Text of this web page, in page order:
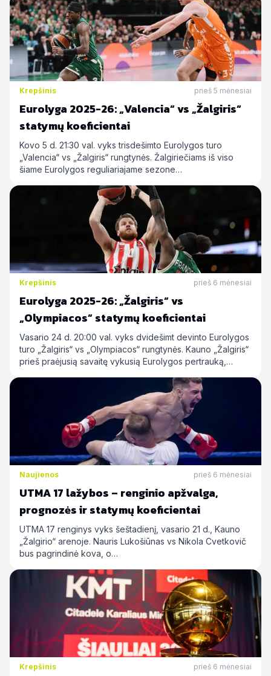
Krepšinis prieš 5 mėnesiai
Eurolyga 2025-26: „Valencia“ vs „Žalgiris“
statymų koeficientai
Kovo 5 d. 21:30 val. vyks trisdešimto Eurolygos turo
„Valencia“ vs „Žalgiris“ rungtynės. Žalgiriečiams iš viso
šiame Eurolygos reguliariajame sezone…
Krepšinis prieš 6 mėnesiai
Eurolyga 2025-26: „Žalgiris“ vs
„Olympiacos“ statymų koeficientai
Vasario 24 d. 20:00 val. vyks dvidešimt devinto Eurolygos
turo „Žalgiris“ vs „Olympiacos“ rungtynės. Kauno „Žalgiris“
prieš praėjusią savaitę vykusią Eurolygos pertrauką,…
Naujienos prieš 6 mėnesiai
UTMA 17 lažybos – renginio apžvalga,
prognozės ir statymų koeficientai
UTMA 17 renginys vyks šeštadienį, vasario 21 d., Kauno
„Žalgirio“ arenoje. Nauris Lukošiūnas vs Nikola Cvetkovič
bus pagrindinė kova, o…
Krepšinis prieš 6 mėnesiai